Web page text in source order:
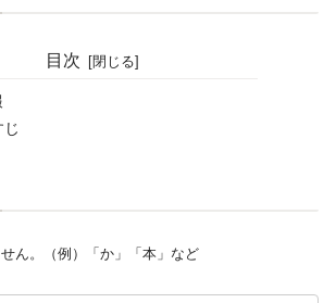
目次
ん。（例）「か」「本」など